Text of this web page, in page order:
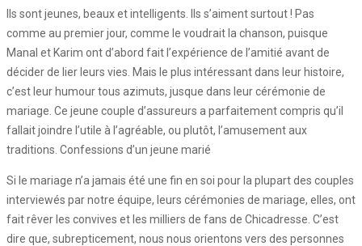
Ils sont jeunes, beaux et intelligents. Ils s’aiment surtout ! Pas
comme au premier jour, comme le voudrait la chanson, puisque
Manal et Karim ont d’abord fait l’expérience de l’amitié avant de
décider de lier leurs vies. Mais le plus intéressant dans leur histoire,
c’est leur humour tous azimuts, jusque dans leur cérémonie de
mariage. Ce jeune couple d’assureurs a parfaitement compris qu’il
fallait joindre l’utile à l’agréable, ou plutôt, l’amusement aux
traditions. Confessions d’un jeune marié
Si le mariage n’a jamais été une fin en soi pour la plupart des couples
interviewés par notre équipe, leurs cérémonies de mariage, elles, ont
fait rêver les convives et les milliers de fans de Chicadresse. C’est
dire que, subrepticement, nous nous orientons vers des personnes